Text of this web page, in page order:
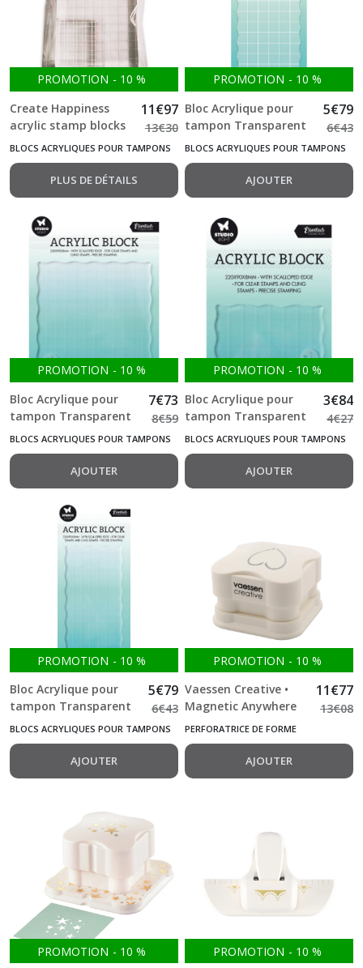
PROMOTION - 10 %
Create Happiness
acrylic stamp blocks
2 pcs cm 5x5 - 9x9
11€97
13€30
BLOCS ACRYLIQUES POUR TAMPONS
PLUS DE DÉTAILS
PROMOTION - 10 %
Bloc Acrylique pour
tampon Transparent
et Cling 6*11 cm
5€79
6€43
BLOCS ACRYLIQUES POUR TAMPONS
AJOUTER
PROMOTION - 10 %
Bloc Acrylique pour
tampon Transparent
et Cling 12*12 cm
7€73
8€59
BLOCS ACRYLIQUES POUR TAMPONS
AJOUTER
PROMOTION - 10 %
Bloc Acrylique pour
tampon Transparent
et Cling 5*8 cm Studio
3€84
4€27
BLOCS ACRYLIQUES POUR TAMPONS
AJOUTER
PROMOTION - 10 %
Bloc Acrylique pour
tampon Transparent
et Cling 15*7 cm
Studio Light
5€79
6€43
BLOCS ACRYLIQUES POUR TAMPONS
AJOUTER
PROMOTION - 10 %
Vaessen Creative •
Magnetic Anywhere
Perforatrice 3D
Coeur 3x3,4cm
11€77
13€08
PERFORATRICE DE FORME
AJOUTER
PROMOTION - 10 %
PROMOTION - 10 %